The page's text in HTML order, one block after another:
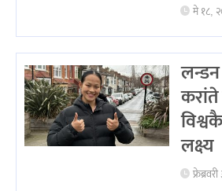
मे १८,
लन्डन
करांते
लक्ष्य